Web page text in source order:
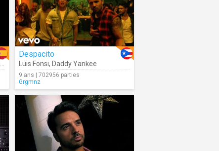
Despacito
Luis Fonsi, Daddy Yankee
9 ans | 702956 parties
Grgmnz